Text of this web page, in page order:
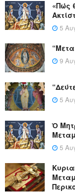
«Πώς
5
9
5
Ὁ
5